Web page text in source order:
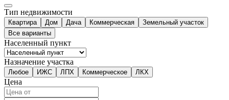
Тип недвижимости
Квартира Дом Дача Коммерческая
Земельный участок
Все варианты
Населенный пункт
Назначение участка
Любое ИЖС ЛПХ Коммерческое ЛКХ
Цена